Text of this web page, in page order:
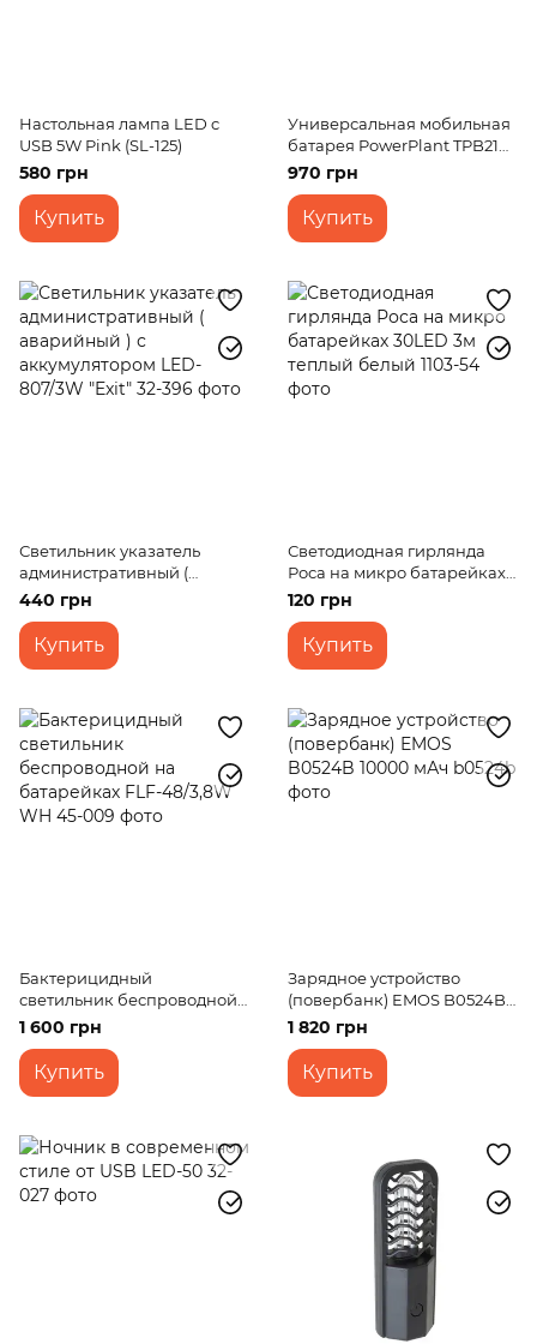
Настольная лампа LED c
USB 5W Pink (SL-125)
580 грн
Купить
Универсальная мобильная
батарея PowerPlant TPB21
10000mAh
970 грн
Купить
Светильник указатель
административный (
аварийный ) с
аккумулятором LED-807/3W
"Exit"
440 грн
Купить
Светодиодная гирлянда
Роса на микро батарейках
30LED 3м теплый белый
120 грн
Купить
Бактерицидный
светильник беспроводной
на батарейках FLF-48/3,8W
1 600 грн
Купить
Зарядное устройство
(повербанк) EMOS B0524B
10000 мАч
1 820 грн
Купить